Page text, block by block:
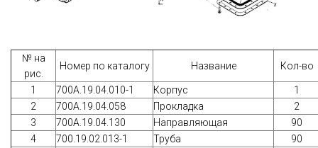
№ на
рис.
Номер по каталогу Название Кол-во
1 700А.19.04.010-1 Корпус
1
2
700A.19.04.058 Прокладка
2
3
700A.19.04.130 Направляющая
90
4
700.19.02.013-1 Труба
90